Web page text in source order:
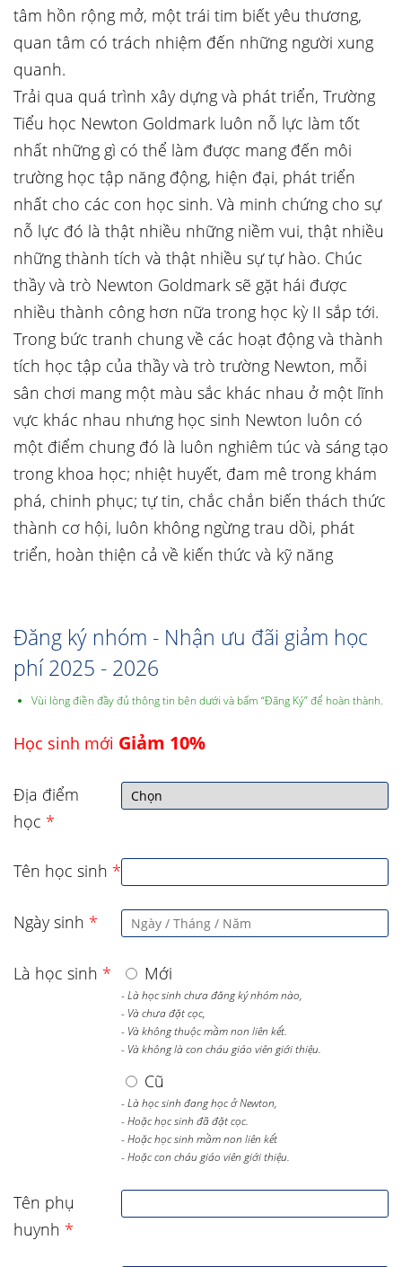
tâm hồn rộng mở, một trái tim biết yêu thương,
quan tâm có trách nhiệm đến những người xung
quanh.
Trải qua quá trình xây dựng và phát triển, Trường
Tiểu học Newton Goldmark luôn nỗ lực làm tốt
nhất những gì có thể làm được mang đến môi
trường học tập năng động, hiện đại, phát triển
nhất cho các con học sinh. Và minh chứng cho sự
nỗ lực đó là thật nhiều những niềm vui, thật nhiều
những thành tích và thật nhiều sự tự hào. Chúc
thầy và trò Newton Goldmark sẽ gặt hái được
nhiều thành công hơn nữa trong học kỳ II sắp tới.
Trong bức tranh chung về các hoạt động và thành
tích học tập của thầy và trò trường Newton, mỗi
sân chơi mang một màu sắc khác nhau ở một lĩnh
vực khác nhau nhưng học sinh Newton luôn có
một điểm chung đó là luôn nghiêm túc và sáng tạo
trong khoa học; nhiệt huyết, đam mê trong khám
phá, chinh phục; tự tin, chắc chắn biến thách thức
thành cơ hội, luôn không ngừng trau dồi, phát
triển, hoàn thiện cả về kiến thức và kỹ năng
Đăng ký nhóm - Nhận ưu đãi giảm học
phí 2025 - 2026
Vùi lòng điền đầy đủ thông tin bên dưới và bấm “Đăng Ký” để hoàn thành.
Học sinh mới Giảm 10%
Địa điểm
học *
Tên học sinh *
Ngày sinh *
Là học sinh * Mới
- Là học sinh chưa đăng ký nhóm nào,
- Và chưa đặt cọc,
- Và không thuộc mầm non liên kết.
- Và không là con cháu giáo viên giới thiệu.
Cũ
- Là học sinh đang học ở Newton,
- Hoặc học sinh đã đặt cọc.
- Hoặc học sinh mầm non liên kết
- Hoặc con cháu giáo viên giới thiệu.
Tên phụ
huynh *